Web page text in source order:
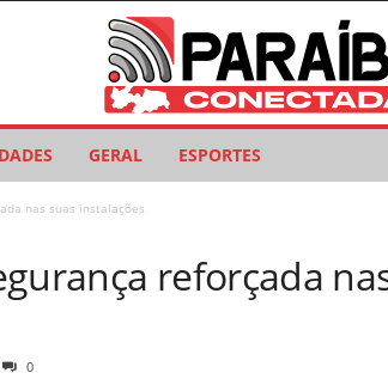
GERAL ESPORTES
nas suas instalações
reforçada
0